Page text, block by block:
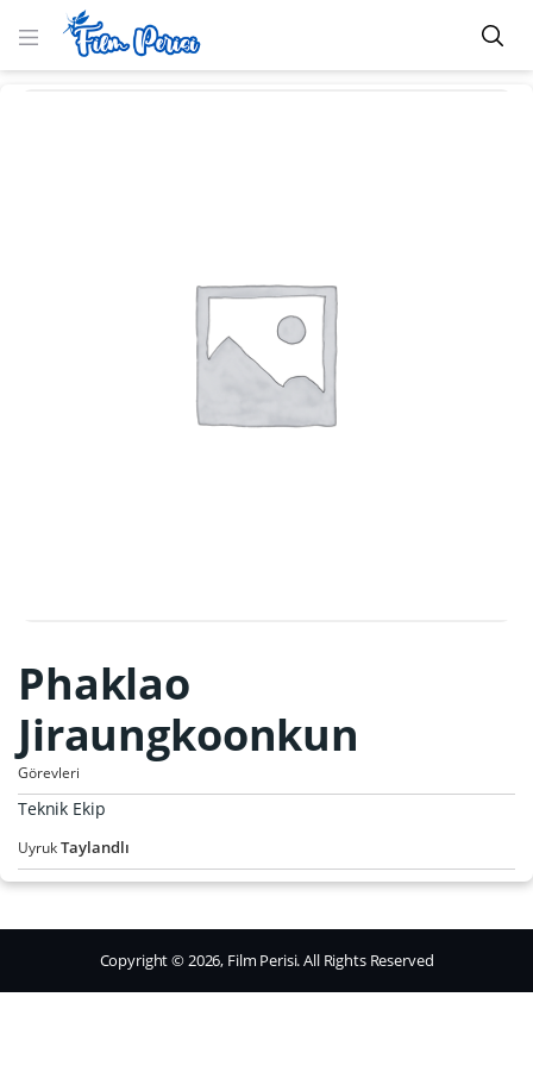
Phaklao
Jiraungkoonkun
Görevleri
Teknik Ekip
UyrukTaylandlı
Copyright © 2026, Film Perisi. All Rights Reserved